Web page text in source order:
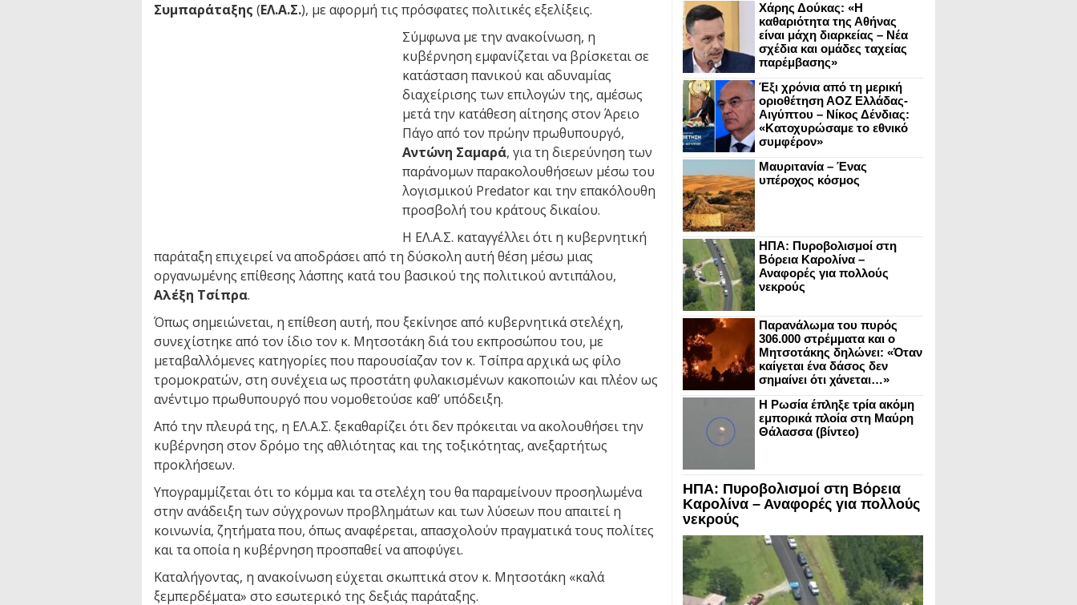
Χάρης Δούκας: «Η
καθαριότητα της Αθήνας
είναι μάχη διαρκείας – Νέα
σχέδια και ομάδες ταχείας
παρέμβασης»
Έξι χρόνια από τη μερική
οριοθέτηση ΑΟΖ Ελλάδας-
Αιγύπτου – Νίκος Δένδιας:
«Κατοχυρώσαμε το εθνικό
συμφέρον»
Μαυριτανία – Ένας
υπέροχος κόσμος
ΗΠΑ: Πυροβολισμοί στη
Βόρεια Καρολίνα –
Αναφορές για πολλούς
νεκρούς
Παρανάλωμα του πυρός
306.000 στρέμματα και ο
Μητσοτάκης δηλώνει: «Όταν
καίγεται ένα δάσος δεν
σημαίνει ότι χάνεται…»
Η Ρωσία έπληξε τρία ακόμη
εμπορικά πλοία στη Μαύρη
Θάλασσα (βίντεο)
ΗΠΑ: Πυροβολισμοί στη Βόρεια
Καρολίνα – Αναφορές για πολλούς
νεκρούς
Συμπαράταξης (ΕΛ.Α.Σ.), με αφορμή τις πρόσφατες πολιτικές εξελίξεις.
Σύμφωνα με την ανακοίνωση, η
κυβέρνηση εμφανίζεται να βρίσκεται σε
κατάσταση πανικού και αδυναμίας
διαχείρισης των επιλογών της, αμέσως
μετά την κατάθεση αίτησης στον Άρειο
Πάγο από τον πρώην πρωθυπουργό,
Αντώνη Σαμαρά, για τη διερεύνηση των
παράνομων παρακολουθήσεων μέσω του
λογισμικού Predator και την επακόλουθη
προσβολή του κράτους δικαίου.
Η ΕΛ.Α.Σ. καταγγέλλει ότι η κυβερνητική
παράταξη επιχειρεί να αποδράσει από τη δύσκολη αυτή θέση μέσω μιας
οργανωμένης επίθεσης λάσπης κατά του βασικού της πολιτικού αντιπάλου,
Αλέξη Τσίπρα.
Όπως σημειώνεται, η επίθεση αυτή, που ξεκίνησε από κυβερνητικά στελέχη,
συνεχίστηκε από τον ίδιο τον κ. Μητσοτάκη διά του εκπροσώπου του, με
μεταβαλλόμενες κατηγορίες που παρουσίαζαν τον κ. Τσίπρα αρχικά ως φίλο
τρομοκρατών, στη συνέχεια ως προστάτη φυλακισμένων κακοποιών και πλέον ως
ανέντιμο πρωθυπουργό που νομοθετούσε καθ’ υπόδειξη.
Από την πλευρά της, η ΕΛ.Α.Σ. ξεκαθαρίζει ότι δεν πρόκειται να ακολουθήσει την
κυβέρνηση στον δρόμο της αθλιότητας και της τοξικότητας, ανεξαρτήτως
προκλήσεων.
Υπογραμμίζεται ότι το κόμμα και τα στελέχη του θα παραμείνουν προσηλωμένα
στην ανάδειξη των σύγχρονων προβλημάτων και των λύσεων που απαιτεί η
κοινωνία, ζητήματα που, όπως αναφέρεται, απασχολούν πραγματικά τους πολίτες
και τα οποία η κυβέρνηση προσπαθεί να αποφύγει.
Καταλήγοντας, η ανακοίνωση εύχεται σκωπτικά στον κ. Μητσοτάκη «καλά
ξεμπερδέματα» στο εσωτερικό της δεξιάς παράταξης.